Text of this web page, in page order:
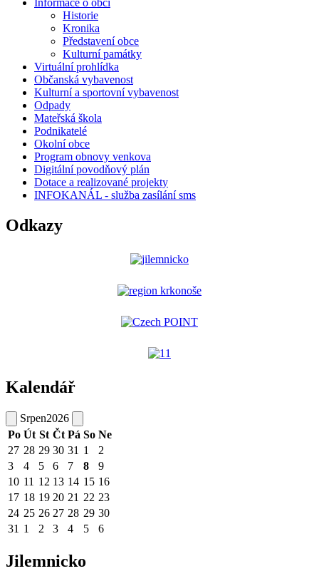
Informace o obci
Historie
Kronika
Představení obce
Kulturní památky
Virtuální prohlídka
Občanská vybavenost
Kulturní a sportovní vybavenost
Odpady
Mateřská škola
Podnikatelé
Okolní obce
Program obnovy venkova
Digitální povodňový plán
Dotace a realizované projekty
INFOKANÁL - služba zasílání sms
Odkazy
Kalendář
Srpen2026
Po Út St Čt Pá So Ne
27 28 29 30 31 1
2
3
4 5 6 7 8
9
10 11 12 13 14 15 16
17 18 19 20 21 22 23
24 25 26 27 28 29 30
31 1 2 3 4 5 6
Jilemnicko